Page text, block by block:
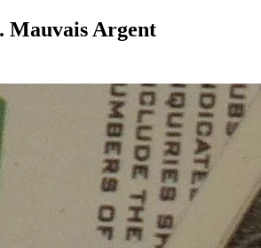
Mauvais Argent